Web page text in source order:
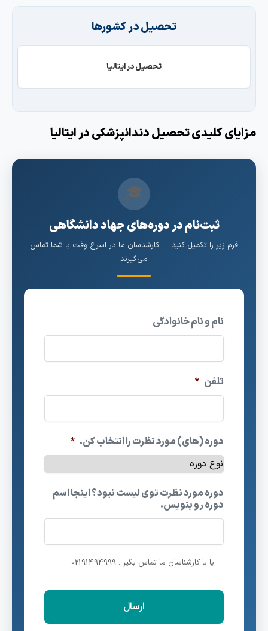
تحصیل در کشورها
تحصیل در ایتالیا
کلیدی تحصیل دندانپزشکی در ایتالیا
ثبت‌نام در دوره‌های جهاد دانشگاهی
زیر را تکمیل کنید — کارشناسان ما در اسرع وقت با شما تماس
نام و نام خانوادگی
دوره (های) مورد نظرت را انتخاب کن. *
دوره مورد نظرت توی لیست نبود؟ اینجا اسم
دوره رو بنویس.
یا با کارشناسان ما تماس بگیر : 02191494999